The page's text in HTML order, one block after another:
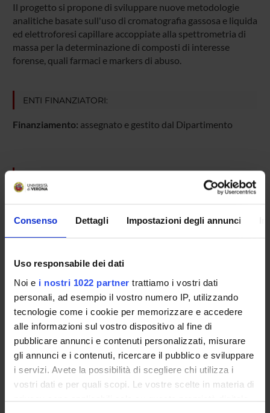
Consenso Dettagli Impostazioni degli annunci
Uso responsabile dei dati
Noi e i nostri 1022 partner trattiamo i vostri dati
personali, ad esempio il vostro numero IP, utilizzando
tecnologie come i cookie per memorizzare e accedere
alle informazioni sul vostro dispositivo al fine di
pubblicare annunci e contenuti personalizzati, misurare
gli annunci e i contenuti, ricercare il pubblico e sviluppare
i servizi. Avete la possibilità di scegliere chi utilizza i
vostri dati e per quali scopi. Le vostre scelte in materia di
privacy sono applicabili solo su questa proprietà digitale
Il progetto si propone di sviluppare nuove metodologie
analitiche basate sull'uso di cromatografia gassosa e liquida
ed elettroforesi capillare accoppiate alla spettrometria di
massa per la determinazione di composti di interesse
forense, quali farmaci e markers di abuso.
ENTI FINANZIATORI:
Finanziamento: assegnato e gestito dal Dipartimento
Federica Bortolotti
Professore ordinario
Rossella Gottardo
Franco Tagliaro
SEZIONI
Medicina legale
PUBBLICAZIONI